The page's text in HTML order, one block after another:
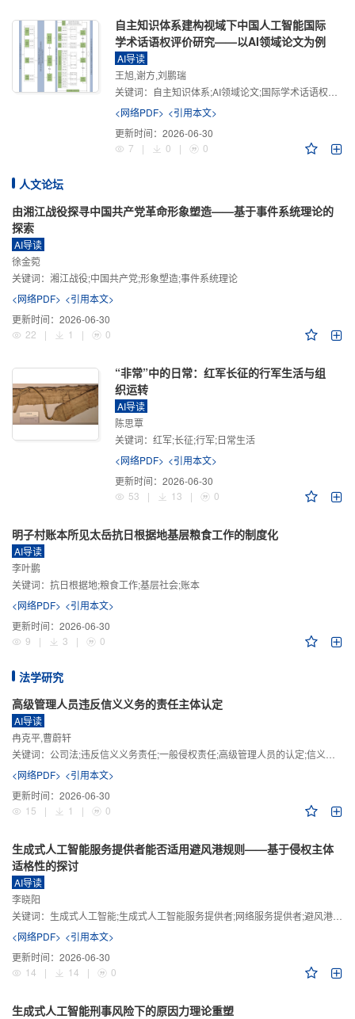
自主知识体系建构视域下中国人工智能国际
学术话语权评价研究——以AI领域论文为例
AI导读
王旭,谢方,刘鹏瑞
关键词： 自主知识体系;AI领域论文;国际学术话语权评价;学术影响力;学术感知力;学术传播力;学术引领力
<网络PDF> <引用本文>
更新时间： 2026-06-30
7
| 0 | 0
人文论坛
由湘江战役探寻中国共产党革命形象塑造——基于事件系统理论的
探索
AI导读
徐金菀
关键词： 湘江战役;中国共产党;形象塑造;事件系统理论
<网络PDF> <引用本文>
更新时间： 2026-06-30
22
| 1 | 0
“非常”中的日常：红军长征的行军生活与组
织运转
AI导读
陈思覃
关键词： 红军;长征;行军;日常生活
<网络PDF> <引用本文>
更新时间： 2026-06-30
53
| 13 | 0
明子村账本所见太岳抗日根据地基层粮食工作的制度化
AI导读
李叶鹏
关键词： 抗日根据地;粮食工作;基层社会;账本
<网络PDF> <引用本文>
更新时间： 2026-06-30
9
| 3 | 0
法学研究
高级管理人员违反信义义务的责任主体认定
AI导读
冉克平,曹蔚轩
关键词： 公司法;违反信义义务责任;一般侵权责任;高级管理人员的认定;信义义务
<网络PDF> <引用本文>
更新时间： 2026-06-30
15
| 1 | 0
生成式人工智能服务提供者能否适用避风港规则——基于侵权主体
适格性的探讨
AI导读
李晓阳
关键词： 生成式人工智能;生成式人工智能服务提供者;网络服务提供者;避风港规则;版权责任
<网络PDF> <引用本文>
更新时间： 2026-06-30
14
| 14 | 0
生成式人工智能刑事风险下的原因力理论重塑